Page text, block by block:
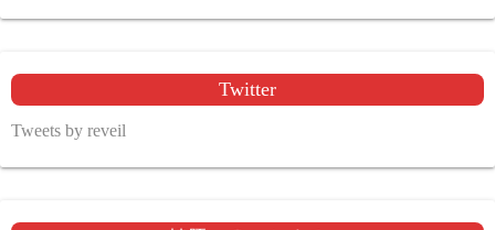
Twitter
Tweets by reveil